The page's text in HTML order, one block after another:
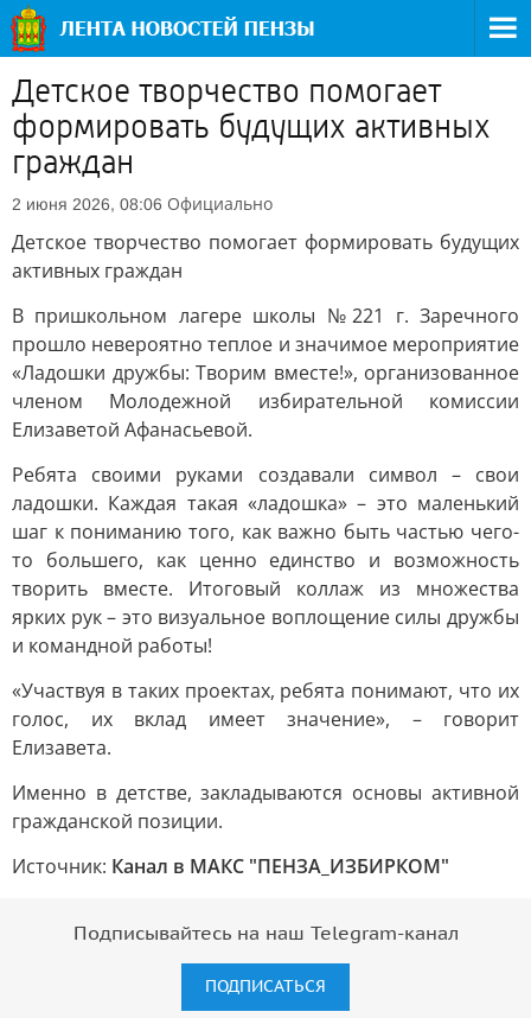
Детское творчество помогает
формировать будущих активных
граждан
2 июня 2026, 08:06 Официально
Детское творчество помогает формировать будущих
активных граждан
В пришкольном лагере школы №221 г. Заречного
прошло невероятно теплое и значимое мероприятие
«Ладошки дружбы: Творим вместе!», организованное
членом Молодежной избирательной комиссии
Елизаветой Афанасьевой.
Ребята своими руками создавали символ – свои
ладошки. Каждая такая «ладошка» – это маленький
шаг к пониманию того, как важно быть частью чего-
то большего, как ценно единство и возможность
творить вместе. Итоговый коллаж из множества
ярких рук – это визуальное воплощение силы дружбы
и командной работы!
«Участвуя в таких проектах, ребята понимают, что их
голос, их вклад имеет значение», – говорит
Елизавета.
Именно в детстве, закладываются основы активной
гражданской позиции.
Источник: Канал в МАКС "ПЕНЗА_ИЗБИРКОМ"
Подписывайтесь на наш Telegram-канал
ПОДПИСАТЬСЯ